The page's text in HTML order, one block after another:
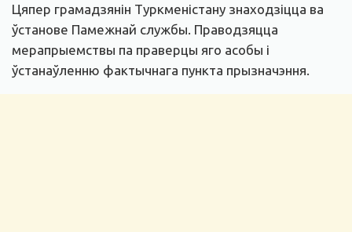
Цяпер грамадзянін Туркменістану знаходзіцца ва
ўстанове Памежнай службы. Праводзяцца
мерапрыемствы па праверцы яго асобы і
ўстанаўленню фактычнага пункта прызначэння.